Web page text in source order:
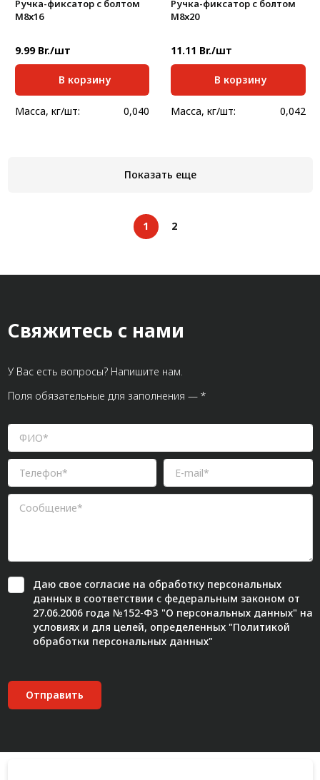
Ручка-фиксатор с болтом
М8х16
9.99 Br./шт
В корзину
Масса, кг/шт: 0,040
Ручка-фиксатор с болтом
М8х20
11.11 Br./шт
В корзину
Масса, кг/шт: 0,042
Показать еще
1 2
Свяжитесь с нами
У Вас есть вопросы? Напишите нам.
Поля обязательные для заполнения — *
Даю свое согласиена обработку персональных
данных в соответствии с федеральным законом от
27.06.2006 года №152-ФЗ "О персональных данных" на
условиях и для целей, определенных "Политикой
обработки персональных данных"
Отправить